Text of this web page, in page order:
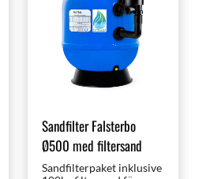
Sandfilter Falsterbo
Ø500 med filtersand
Sandfilterpaket inklusive